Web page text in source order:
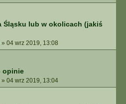
Śląsku lub w okolicach (jakiś
» 04 wrz 2019, 13:08
opinie
» 04 wrz 2019, 13:04